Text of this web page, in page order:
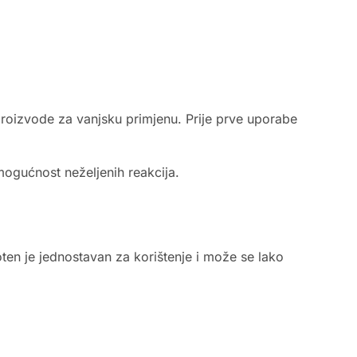
za vanjsku primjenu. Prije prve uporabe
neželjenih reakcija.
je jednostavan za korištenje i može se lako